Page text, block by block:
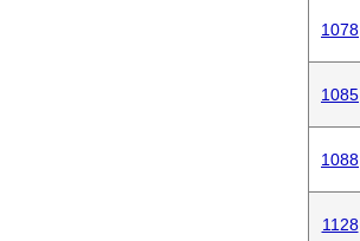
1078
1085
1088
1128